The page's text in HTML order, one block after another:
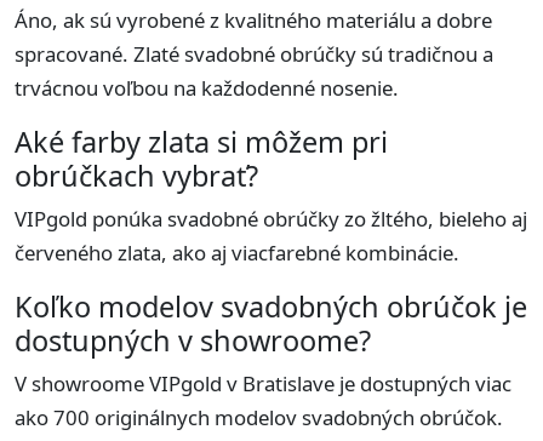
Áno, ak sú vyrobené z kvalitného materiálu a dobre
spracované. Zlaté svadobné obrúčky sú tradičnou a
trvácnou voľbou na každodenné nosenie.
Aké farby zlata si môžem pri
obrúčkach vybrať?
VIPgold ponúka svadobné obrúčky zo žltého, bieleho aj
červeného zlata, ako aj viacfarebné kombinácie.
Koľko modelov svadobných obrúčok je
dostupných v showroome?
V showroome VIPgold v Bratislave je dostupných viac
ako 700 originálnych modelov svadobných obrúčok.